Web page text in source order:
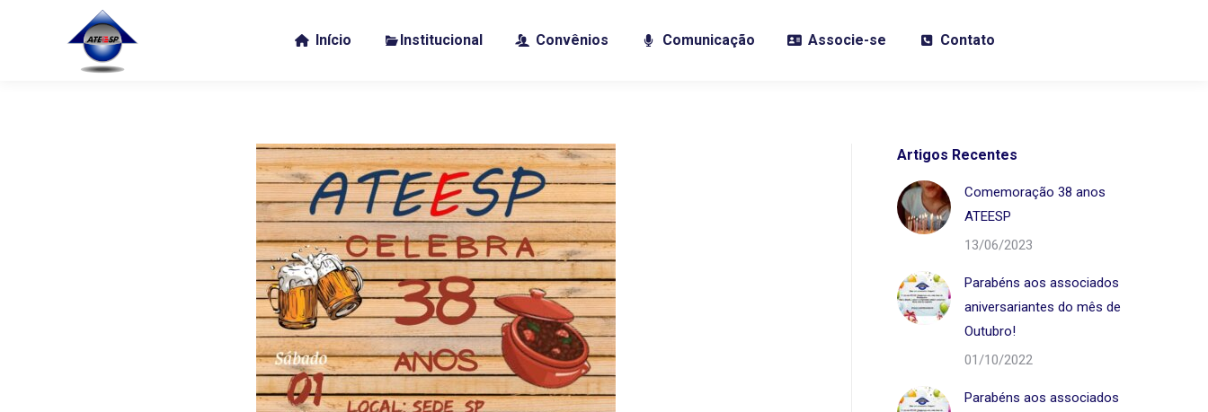
Início Institucional Convênios Comunicação Associe-se Contato
Artigos Recentes
Comemoração 38 anos
ATEESP
13/06/2023
Parabéns aos associados
aniversariantes do mês de
Outubro!
01/10/2022
Parabéns aos associados